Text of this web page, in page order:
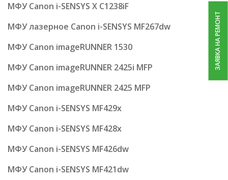
МФУ Canon i-SENSYS X C1238iF
МФУ лазерное Canon i-SENSYS MF267dw
МФУ Canon imageRUNNER 1530
МФУ Canon imageRUNNER 2425i MFP
МФУ Canon imageRUNNER 2425 MFP
МФУ Canon i-SENSYS MF429x
МФУ Canon i-SENSYS MF428x
МФУ Canon i-SENSYS MF426dw
МФУ Canon i-SENSYS MF421dw
ЗАЯВКА НА РЕМОНТ